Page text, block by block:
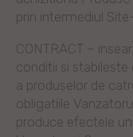
prin intermediul
CONTRACT –
conditii si stabileste
a produselor de
obligatiile
produce efectele